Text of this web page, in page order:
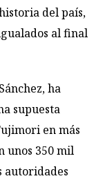
del país,
al final
ha
supuesta
en más
unos 350 mil
autoridades